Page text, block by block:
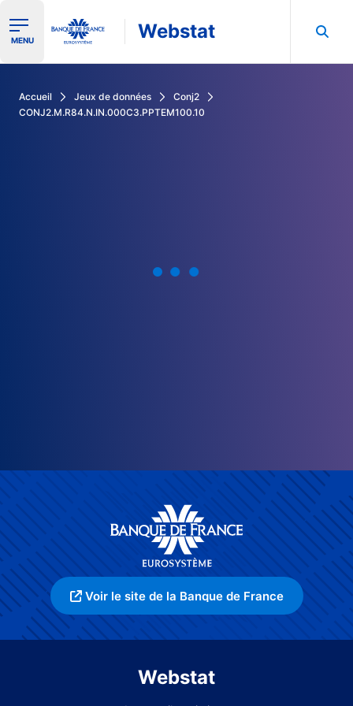
Ouvrir le menu de navigation
MENU Webstat
Accueil Jeux de données
Conj2
CONJ2.M.R84.N.IN.000C3.PPTEM100.10
Voir le site de la Banque de France
Webstat